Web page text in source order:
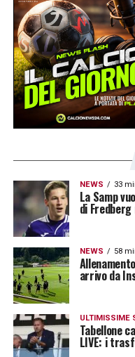
Repubblica. La
programmata dal
desterebbero
prossimo turno di
da oggi il
regime.
LA PLAYLIST
NEWS 33
La Samp
di
NEWS 58
arrivo da
ULTIMISSIME
Tabellone
LIVE: i